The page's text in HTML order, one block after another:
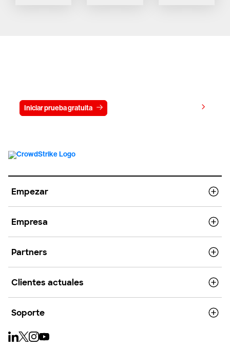
Iniciar prueba gratuita
Empezar
Empresa
Partners
Clientes actuales
Soporte